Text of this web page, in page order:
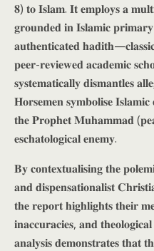
𝟖) 𝐭𝐨 𝐈𝐬𝐥𝐚𝐦. 𝐈𝐭 𝐞𝐦𝐩𝐥𝐨𝐲𝐬 𝐚
𝐠𝐫𝐨𝐮𝐧𝐝𝐞𝐝 𝐢𝐧 𝐈𝐬𝐥𝐚𝐦𝐢𝐜
𝐚𝐮𝐭𝐡𝐞𝐧𝐭𝐢𝐜𝐚𝐭𝐞𝐝
𝐩𝐞𝐞𝐫-𝐫𝐞𝐯𝐢𝐞𝐰𝐞𝐝 𝐚𝐜𝐚𝐝𝐞𝐦𝐢𝐜
𝐬𝐲𝐬𝐭𝐞𝐦𝐚𝐭𝐢𝐜𝐚𝐥𝐥𝐲 𝐝𝐢𝐬𝐦𝐚𝐧𝐭𝐥𝐞𝐬
𝐇𝐨𝐫𝐬𝐞𝐦𝐞𝐧 𝐬𝐲𝐦𝐛𝐨𝐥𝐢𝐬𝐞 𝐈𝐬𝐥𝐚𝐦𝐢𝐜
𝐭𝐡𝐞 𝐏𝐫𝐨𝐩𝐡𝐞𝐭 𝐌𝐮𝐡𝐚𝐦𝐦𝐚𝐝
𝐞𝐬𝐜𝐡𝐚𝐭𝐨𝐥𝐨𝐠𝐢𝐜𝐚𝐥 𝐞𝐧𝐞𝐦𝐲.
𝐁𝐲 𝐜𝐨𝐧𝐭𝐞𝐱𝐭𝐮𝐚𝐥𝐢𝐬𝐢𝐧𝐠 𝐭𝐡𝐞
𝐚𝐧𝐝 𝐝𝐢𝐬𝐩𝐞𝐧𝐬𝐚𝐭𝐢𝐨𝐧𝐚𝐥𝐢𝐬𝐭
𝐭𝐡𝐞 𝐫𝐞𝐩𝐨𝐫𝐭 𝐡𝐢𝐠𝐡𝐥𝐢𝐠𝐡𝐭𝐬 𝐭𝐡𝐞𝐢𝐫
𝐢𝐧𝐚𝐜𝐜𝐮𝐫𝐚𝐜𝐢𝐞𝐬, 𝐚𝐧𝐝
𝐚𝐧𝐚𝐥𝐲𝐬𝐢𝐬 𝐝𝐞𝐦𝐨𝐧𝐬𝐭𝐫𝐚𝐭𝐞𝐬 𝐭𝐡𝐚𝐭